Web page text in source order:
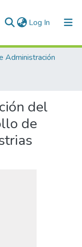
Log In (current)
Administración
del
de